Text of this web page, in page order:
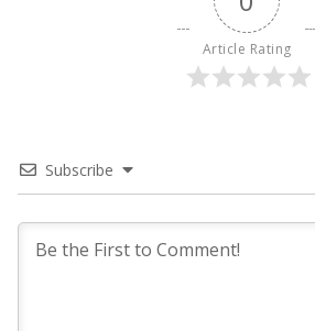
Article Rating
Subscribe